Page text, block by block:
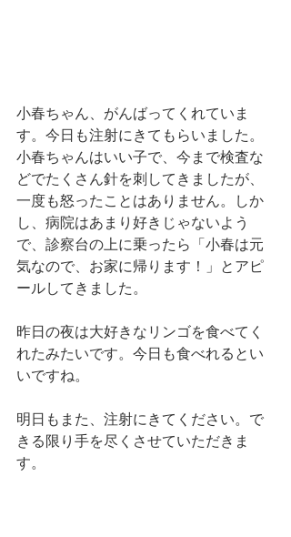
小春ちゃん、がんばってくれていま
す。今日も注射にきてもらいました。
小春ちゃんはいい子で、今まで検査な
どでたくさん針を刺してきましたが、
一度も怒ったことはありません。しか
し、病院はあまり好きじゃないよう
で、診察台の上に乗ったら「小春は元
気なので、お家に帰ります！」とアピ
ールしてきました。
昨日の夜は大好きなリンゴを食べてく
れたみたいです。今日も食べれるとい
いですね。
明日もまた、注射にきてください。で
きる限り手を尽くさせていただきま
す。